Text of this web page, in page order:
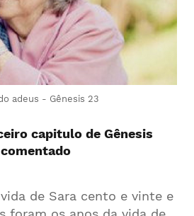
adeus - Gênesis 23
capitulo de Gênesis
comentado
de Sara cento e vinte e